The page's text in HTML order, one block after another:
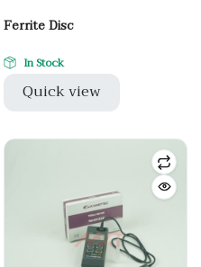
Ferrite Disc
In Stock
Quick view